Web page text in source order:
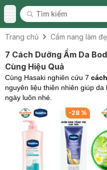
Toggle Menu
Tìm kiếm
Tìm kiếm
Trang chủ Cẩm nang làm
7 Cách Dưỡng Ẩm Da
Cùng Hiệu Quả
Cùng Hasaki nghiên cứu 7
nguyên liệu thiên nhiên giúp
ngày luôn nhé.
-28%